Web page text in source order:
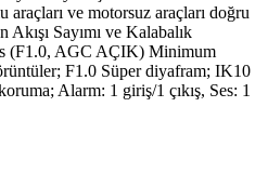
araçları ve motorsuz araçları doğru
Sayımı ve Kalabalık
(F1.0, AGC AÇIK) Minimum
F1.0 Süper diyafram; IK10
Alarm: 1 giriş/1 çıkış, Ses: 1